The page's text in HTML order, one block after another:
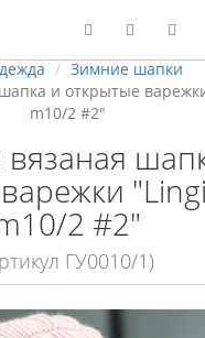
Зимние шапки
и открытые
m10/2 #2"
2 #2"
ГУ0010/1)